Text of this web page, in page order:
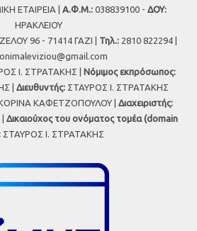
ΕΤΑΙΡΕΙΑ | Α.Φ.Μ.: 038839100 - ΔΟΥ:
ΗΡΑΚΛΕΙΟΥ
96 - 71414 ΓΑΖΙ | Τηλ.: 2810 822294 |
Ι. ΣΤΡΑΤΑΚΗΣ | Νόμιμος εκπρόσωπος:
| Διευθυντής:ΣΤΑΥΡΟΣ Ι. ΣΤΡΑΤΑΚΗΣ
ΚΑΦΕΤΖΟΠΟΥΛΟΥ | Διαχειριστής:
Δικαιούχος του ονόματος τομέα (domain
ΣΤΑΥΡΟΣ Ι. ΣΤΡΑΤΑΚΗΣ